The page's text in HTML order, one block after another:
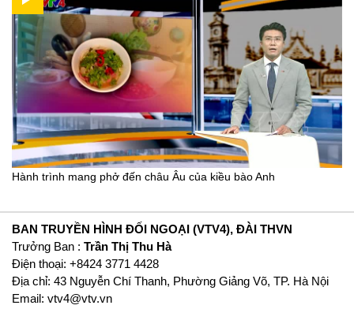
Hành trình mang phở đến châu Âu của kiều bào Anh
BAN TRUYỀN HÌNH ĐỐI NGOẠI (VTV4), ĐÀI THVN
Trưởng Ban : Trần Thị Thu Hà
Ðiện thoại: +8424 3771 4428
Địa chỉ: 43 Nguyễn Chí Thanh, Phường Giảng Võ, TP. Hà Nội
Email: vtv4@vtv.vn